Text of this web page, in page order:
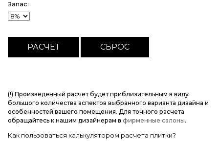
Запас:
(!) Произведенный расчет будет приблизительным в виду
большого количества аспектов выбранного варианта дизайна и
особенностей вашего помещения. Для точного расчета
обращайтесь к нашим дизайнерам в фирменные салоны.
Как пользоваться калькулятором расчета плитки?